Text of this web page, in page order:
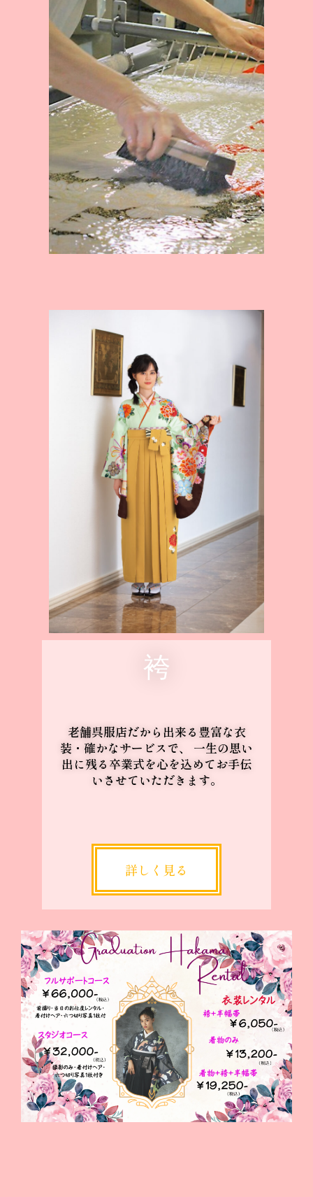
袴
老舗呉服店だから出来る豊富な衣
装・確かなサービスで、 一生の思い
出に残る卒業式を心を込めてお手伝
いさせていただきます。
詳しく見る